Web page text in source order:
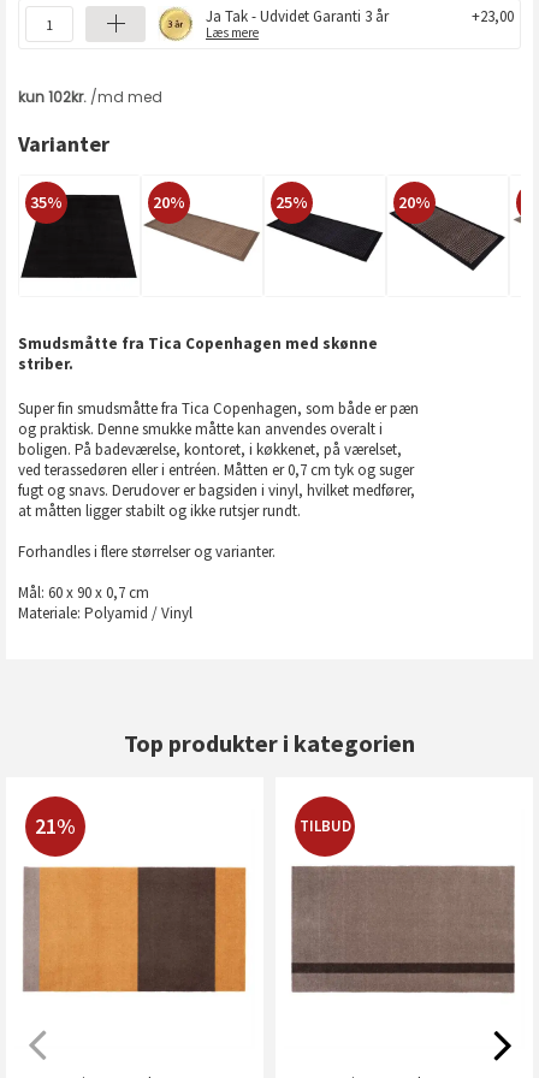
Ja Tak - Udvidet Garanti 3 år
Læs mere
+23,00
Varianter
35% 20% 25% 20%
Smudsmåtte fra Tica Copenhagen med skønne
striber.
Super fin smudsmåtte fra Tica Copenhagen, som både er pæn
og praktisk. Denne smukke måtte kan anvendes overalt i
boligen. På badeværelse, kontoret, i køkkenet, på værelset,
ved terassedøren eller i entréen. Måtten er 0,7 cm tyk og suger
fugt og snavs. Derudover er bagsiden i vinyl, hvilket medfører,
at måtten ligger stabilt og ikke rutsjer rundt.
Forhandles i flere størrelser og varianter.
Mål: 60 x 90 x 0,7 cm
Materiale: Polyamid / Vinyl
Top produkter i kategorien
21% TILBUD